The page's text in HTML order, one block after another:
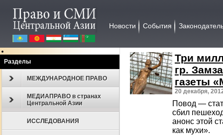
Новости События
Разделы
МЕЖДУНАРОДНОЕ ПРАВО
МЕДИАПРАВО в странах
Центральной Азии
ИССЛЕДОВАНИЯ
Три
гр.
газеты
20 декабря,
Повод —
сбил
анонс этой
как мухи».